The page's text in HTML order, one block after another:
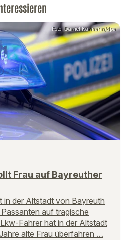
Foto: Daniel Karmann/dpa
Frau auf Bayreuther
in der Altstadt von Bayreuth
auf tragische
Fahrer hat in der Altstadt
alte Frau überfahren …